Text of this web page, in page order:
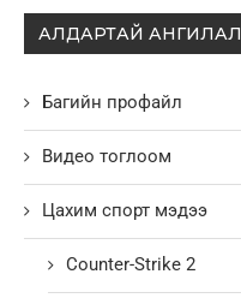
АЛДАРТАЙ АНГИЛАЛ
Багийн профайл
Видео тоглоом
Цахим спорт мэдээ
Counter-Strike 2